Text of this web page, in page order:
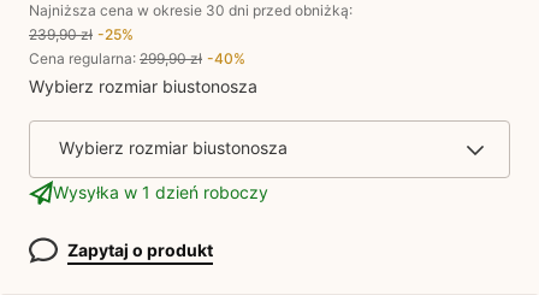
Najniższa cena w okresie 30 dni przed obniżką:
239,90 zł -25%
Cena regularna: 299,90 zł -40%
Wybierz rozmiar biustonosza
Wybierz rozmiar biustonosza
Wysyłka w 1 dzień roboczy
Zapytaj o produkt